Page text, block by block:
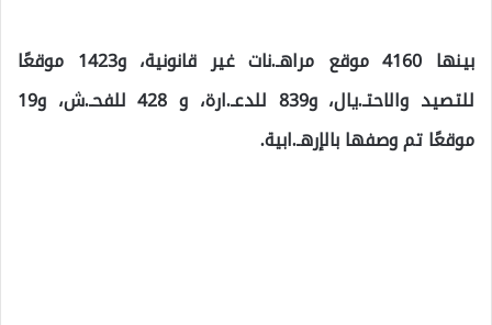
بينها 4160 موقع مراهـ.نات غير قانونية، و1423 موقعًا
للتصيد والاحتـ.يال، و839 للدعـ.ارة، و 428 للفحـ.ش، و19
موقعًا تم وصفها بالإرهـ.ابية.